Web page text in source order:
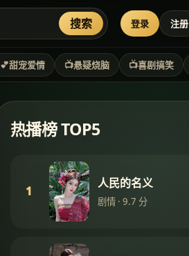
搜索 登录 注册
💕甜宠爱情 📺悬疑烧脑 📺喜剧搞笑
热播榜 TOP5
1
人民的名义
剧情· 9.7 分